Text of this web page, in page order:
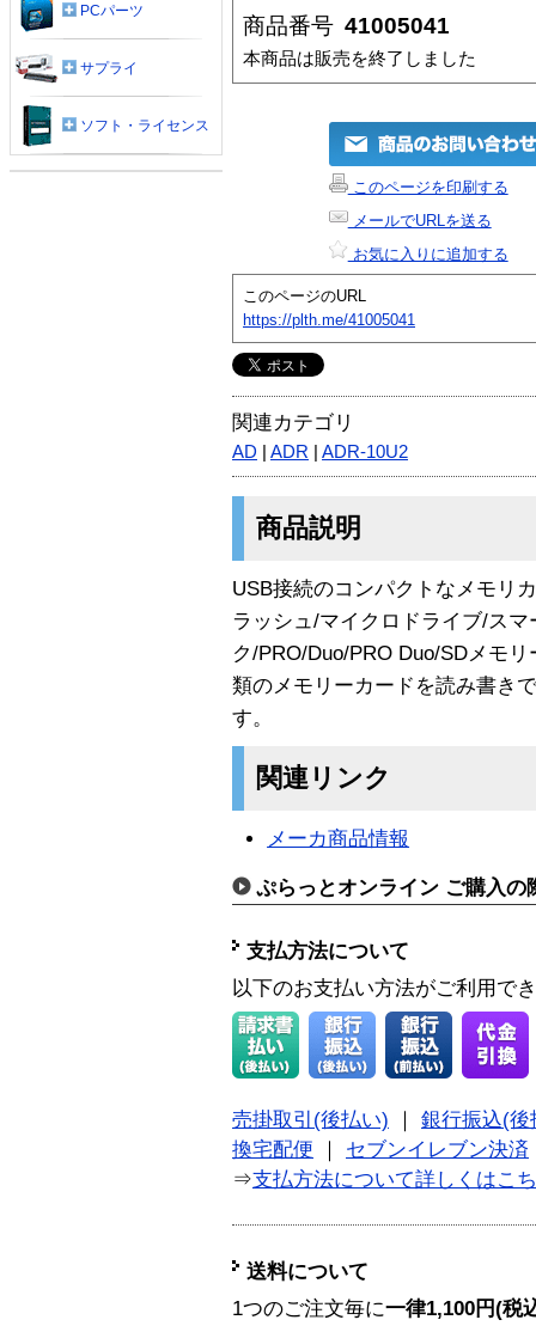
商品番号 41005041
本商品は販売を終了しました
このページを印刷する
メールでURLを送る
お気に入りに追加する
このページのURL
https://plth.me/41005041
関連カテゴリ
AD ADR ADR-10U2
商品説明
USB接続のコンパクトなメモリ
ラッシュ/マイクロドライブ/ス
ク/PRO/Duo/PRO Duo/SDメモ
類のメモリーカードを読み書き
す。
関連リンク
メーカ商品情報
ぷらっとオンライン ご購入の
支払方法について
以下のお支払い方法がご利用で
売掛取引(後払い)
銀行振込(後
換宅配便
セブンイレブン決済
⇒支払方法について詳しくはこ
送料について
1つのご注文毎に一律1,100円(税
PCパーツ
サプライ
ソフト・ライセンス